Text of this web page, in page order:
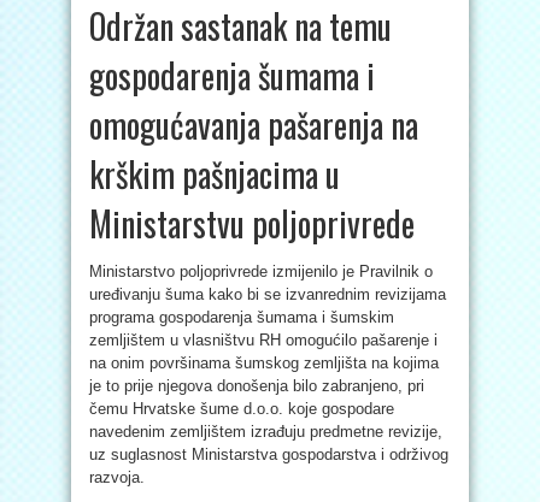
Održan sastanak na temu
gospodarenja šumama i
omogućavanja pašarenja na
krškim pašnjacima u
Ministarstvu poljoprivrede
Ministarstvo poljoprivrede izmijenilo je Pravilnik o
uređivanju šuma kako bi se izvanrednim revizijama
programa gospodarenja šumama i šumskim
zemljištem u vlasništvu RH omogućilo pašarenje i
na onim površinama šumskog zemljišta na kojima
je to prije njegova donošenja bilo zabranjeno, pri
čemu Hrvatske šume d.o.o. koje gospodare
navedenim zemljištem izrađuju predmetne revizije,
uz suglasnost Ministarstva gospodarstva i održivog
razvoja.